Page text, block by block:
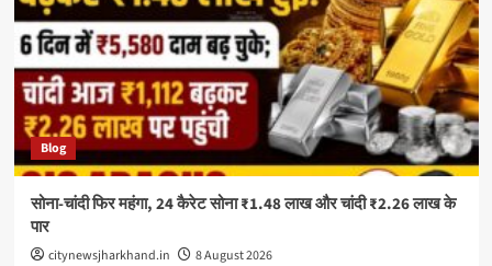
Blog
सोना-चांदी फिर महंगा, 24 कैरेट सोना ₹1.48 लाख और चांदी ₹2.26 लाख के
पार
citynewsjharkhand.in 8 August 2026